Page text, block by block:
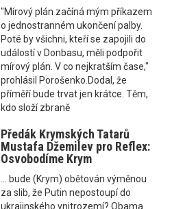
"Mírový plán začíná mým příkazem
o jednostranném ukončení palby.
Poté by všichni, kteří se zapojili do
událostí v Donbasu, měli podpořit
mírový plán. V co nejkratším čase,"
prohlásil Porošenko.Dodal, že
příměří bude trvat jen krátce. Těm,
kdo složí zbraně
Předák Krymských Tatarů
Mustafa Džemilev pro Reflex:
Osvobodíme Krym
... bude (Krym) obětován výměnou
za slib, že Putin nepostoupí do
ukrajinského vnitrozemí? Obama